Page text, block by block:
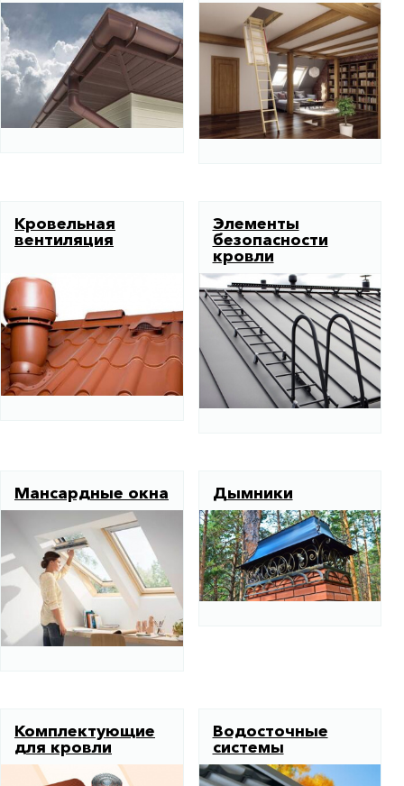
Кровельная
вентиляция
Элементы
безопасности
кровли
Мансардные окна Дымники
Комплектующие
для кровли
Водосточные
системы